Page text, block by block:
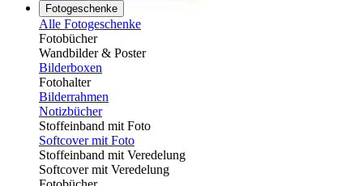
Fotogeschenke
Alle Fotogeschenke
Fotobücher
Wandbilder & Poster
Bilderboxen
Fotohalter
Bilderrahmen
Notizbücher
Stoffeinband mit Foto
Softcover mit Foto
Stoffeinband mit Veredelung
Softcover mit Veredelung